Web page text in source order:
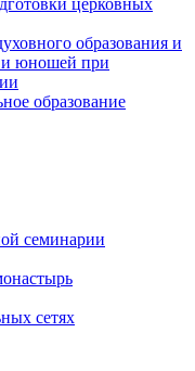
церковных
образования и
и юношей при
образование
семинарии
сетях